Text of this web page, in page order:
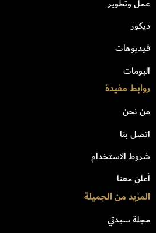
عمل وتطوير
ديكور
فيديوهات
البومات
روابط مفيدة
من نحن
اتصل بنا
شروط الاستخدام
أعلن معنا
المزيد من الجميلة
مجلة سيدتي